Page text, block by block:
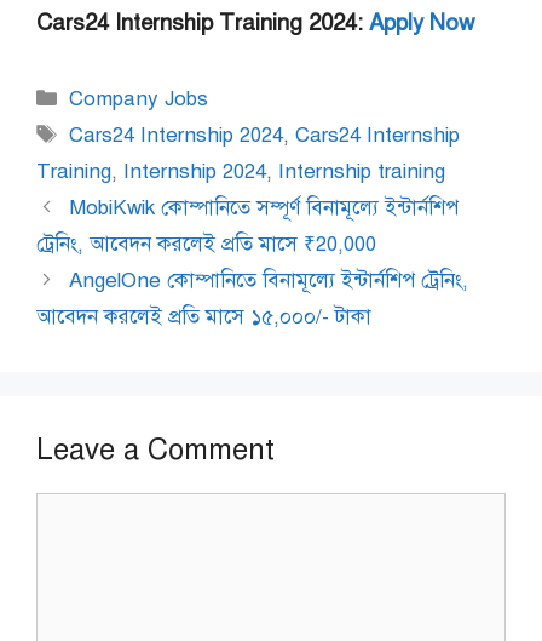
Cars24 Internship Training 2024: Apply Now
Categories
Company Jobs
Tags
Cars24 Internship 2024,Cars24 Internship
Training, Internship 2024, Internship training
MobiKwik কোম্পানিতে সম্পূর্ণ বিনামূল্যে ইন্টার্নশিপ
ট্রেনিং, আবেদন করলেই প্রতি মাসে ₹20,000
AngelOne কোম্পানিতে বিনামূল্যে ইন্টার্নশিপ ট্রেনিং,
আবেদন করলেই প্রতি মাসে ১৫,০০০/- টাকা
Leave a Comment